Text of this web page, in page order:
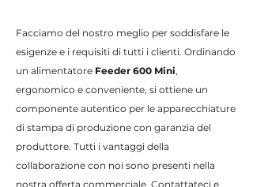
Facciamo del nostro meglio per soddisfare le
esigenze e i requisiti di tutti i clienti. Ordinando
un alimentatore Feeder 600 Mini,
ergonomico e conveniente, si ottiene un
componente autentico per le apparecchiature
di stampa di produzione con garanzia del
produttore. Tutti i vantaggi della
collaborazione con noi sono presenti nella
nostra offerta commerciale. Contattateci e